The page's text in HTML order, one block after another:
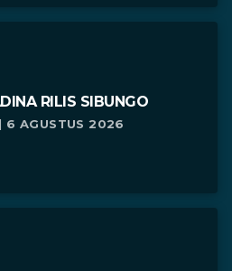
RILIS SIBUNGO
6 AGUSTUS 2026